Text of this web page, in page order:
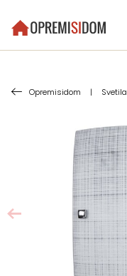
Opremisidom | Svetila